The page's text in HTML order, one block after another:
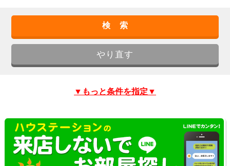
▼もっと条件を指定▼